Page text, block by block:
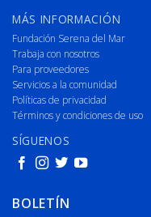
MÁS INFORMACIÓN
Fundación Serena del Mar
Trabaja con nosotros
Para proveedores
Servicios a la comunidad
Políticas de privacidad
Términos y condiciones de uso
SÍGUENOS
BOLETÍN